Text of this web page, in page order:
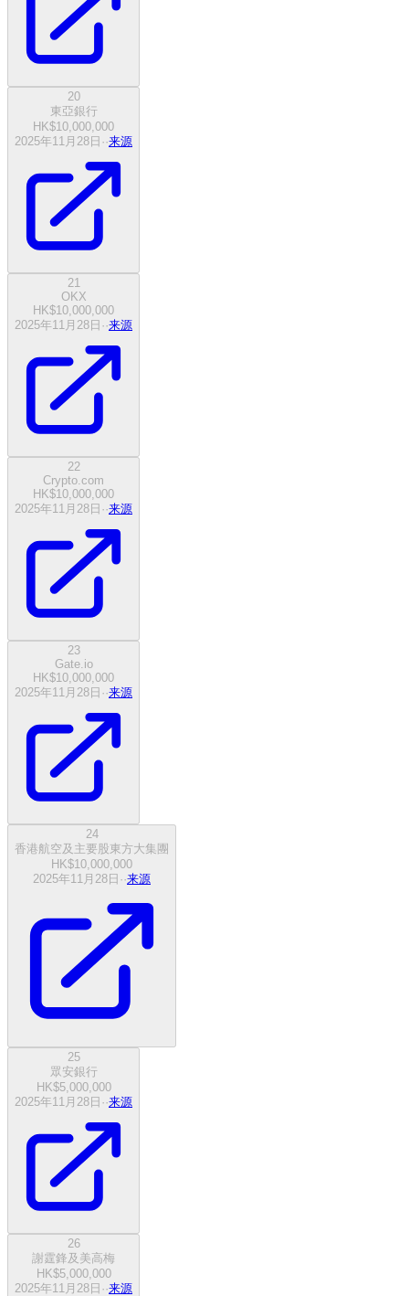
20
東亞銀行
HK$10,000,000
2025年11月28日 ··来源
21
OKX
HK$10,000,000
2025年11月28日 ··来源
22
Crypto.com
HK$10,000,000
2025年11月28日 ··来源
23
Gate.io
HK$10,000,000
2025年11月28日 ··来源
24
香港航空及主要股東方大集團
HK$10,000,000
2025年11月28日 ··来源
25
眾安銀行
HK$5,000,000
2025年11月28日 ··来源
26
謝霆鋒及美高梅
HK$5,000,000
2025年11月28日 ··来源